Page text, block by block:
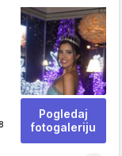
Pogledaj
fotogaleriju